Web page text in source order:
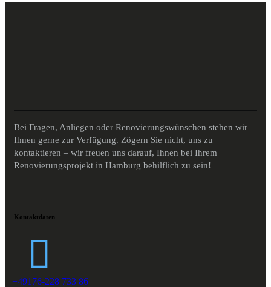
Bei Fragen, Anliegen oder Renovierungswünschen stehen wir
Ihnen gerne zur Verfügung. Zögern Sie nicht, uns zu
kontaktieren – wir freuen uns darauf, Ihnen bei Ihrem
Renovierungsprojekt in Hamburg behilflich zu sein!
Kontaktdaten
+49176-228 733 86